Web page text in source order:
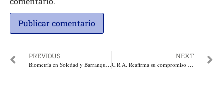
PREVIOUS
Biometría en Soledad y Barranquilla para elecciones presidenciales
NEXT
C.R.A. Reafirma su compromiso con la conservación del ecosistema en el Día de la Biodiversidad